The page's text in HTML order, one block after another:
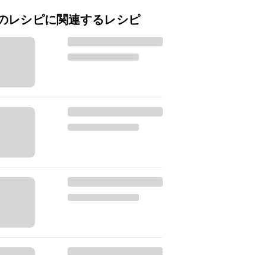
レシピに関連するレシピ